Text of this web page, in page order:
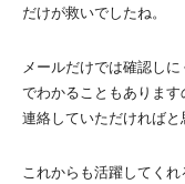
だけが救いでしたね。
メールだけでは確認し
でわかることもありま
連絡していただければと
これからも活躍してく